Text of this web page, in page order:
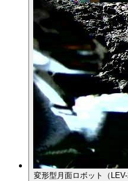
変形型月面ロボット（